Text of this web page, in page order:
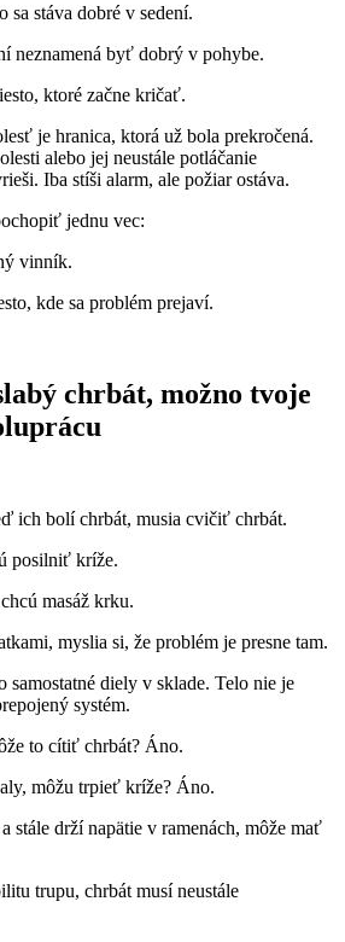
sa stáva dobré v sedení.
neznamená byť dobrý v pohybe.
ktoré začne kričať.
je hranica, ktorá už bola prekročená.
alebo jej neustále potláčanie
Iba stíši alarm, ale požiar ostáva.
jednu vec:
vinník.
kde sa problém prejaví.
chrbát, možno tvoje
ich bolí chrbát, musia cvičiť chrbát.
posilniť kríže.
masáž krku.
myslia si, že problém je presne tam.
samostatné diely v sklade. Telo nie je
systém.
to cítiť chrbát? Áno.
môžu trpieť kríže? Áno.
stále drží napätie v ramenách, môže mať
trupu, chrbát musí neustále